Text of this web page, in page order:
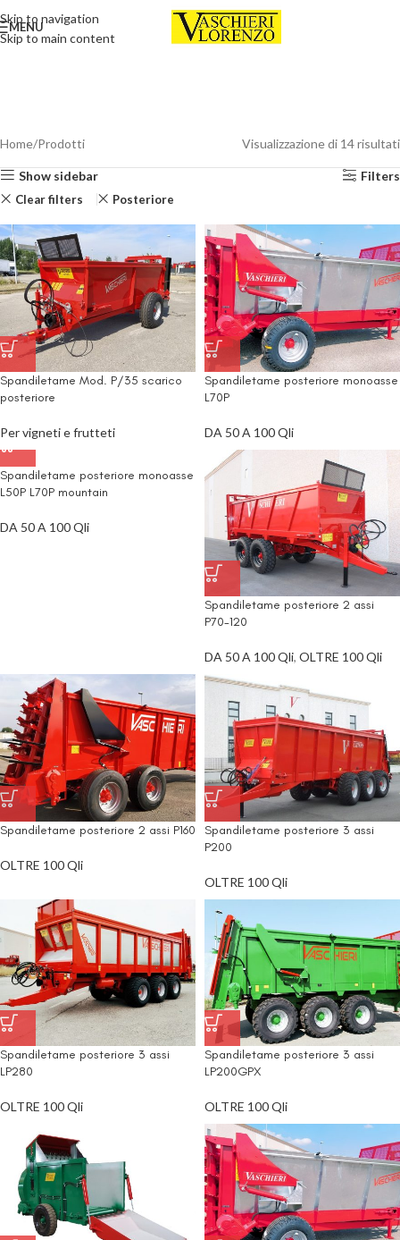
Skip to navigation
Skip to main content
MENU
Home Prodotti Visualizzazione di 14 risultati
Show sidebar Filters
Clear filters Posteriore
Spandiletame Mod. P/35 scarico
posteriore
Per vigneti e frutteti
Spandiletame posteriore monoasse
L70P
DA 50 A 100 Qli
Spandiletame posteriore monoasse
L50P L70P mountain
DA 50 A 100 Qli
Spandiletame posteriore 2 assi
P70-120
DA 50 A 100 Qli, OLTRE 100 Qli
Spandiletame posteriore 2 assi P160
OLTRE 100 Qli
Spandiletame posteriore 3 assi
P200
OLTRE 100 Qli
Spandiletame posteriore 3 assi
LP280
OLTRE 100 Qli
Spandiletame posteriore 3 assi
LP200GPX
OLTRE 100 Qli